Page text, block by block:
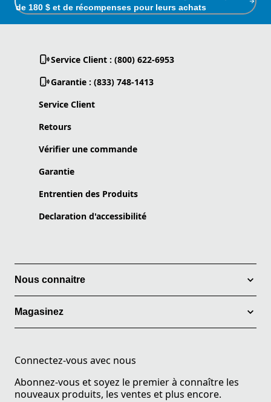
de 180 $ et de récompenses pour leurs achats
Service Client : (800) 622-6953
Garantie : (833) 748-1413
Service Client
Retours
Vérifier une commande
Garantie
Entrentien des Produits
Declaration d'accessibilité
Nous connaitre
Magasinez
Connectez-vous avec nous
Abonnez-vous et soyez le premier à connaître les
nouveaux produits, les ventes et plus encore.